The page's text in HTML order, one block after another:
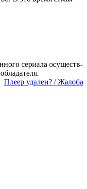
се­риа­ла осу­ще­ст­в­
Пле­ер уда­лен? / Жа­ло­ба